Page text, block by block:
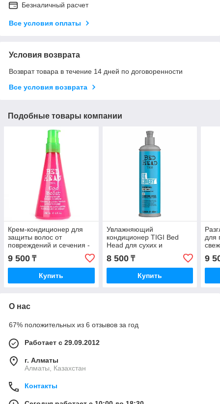
Безналичный расчет
Все условия оплаты
Условия возврата
Возврат товара в течение 14 дней по договоренности
Все условия возврата
Подобные товары компании
Крем-кондиционер для
защиты волос от
повреждений и сечения -
TIGI Bed Head Ego Boost
200 мл.
9 500 ₸
Купить
Увлажняющий
кондиционер TIGI Bed
Head для сухих и
поврежденных волос
Recovery 400 мл.
8 500₸
Купить
для
9
О нас
67% положительных из 6 отзывов за год
Работает с 29.09.2012
г. Алматы
Алматы, Казахстан
Контакты